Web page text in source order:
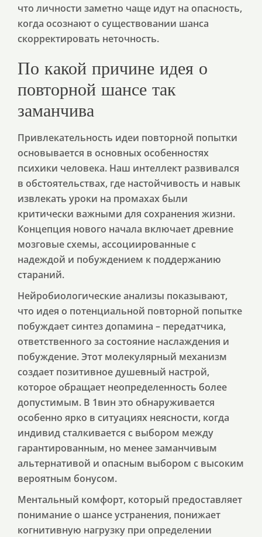
что личности заметно чаще идут на опасность,
когда осознают о существовании шанса
скорректировать неточность.
По какой причине идея о
повторной шансе так
заманчива
Привлекательность идеи повторной попытки
основывается в основных особенностях
психики человека. Наш интеллект развивался
в обстоятельствах, где настойчивость и навык
извлекать уроки на промахах были
критически важными для сохранения жизни.
Концепция нового начала включает древние
мозговые схемы, ассоциированные с
надеждой и побуждением к поддержанию
стараний.
Нейробиологические анализы показывают,
что идея о потенциальной повторной попытке
побуждает синтез допамина – передатчика,
ответственного за состояние наслаждения и
побуждение. Этот молекулярный механизм
создает позитивное душевный настрой,
которое обращает неопределенность более
допустимым. В 1вин это обнаруживается
особенно ярко в ситуациях неясности, когда
индивид сталкивается с выбором между
гарантированным, но менее заманчивым
альтернативой и опасным выбором с высоким
вероятным бонусом.
Ментальный комфорт, который предоставляет
понимание о шансе устранения, понижает
когнитивную нагрузку при определении